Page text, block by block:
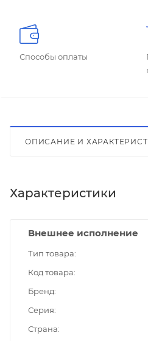
Способы оплаты
ОПИСАНИЕ И
Характеристики
Внешнее исполнение
Тип товара
Код товара
Бренд
Серия
Страна